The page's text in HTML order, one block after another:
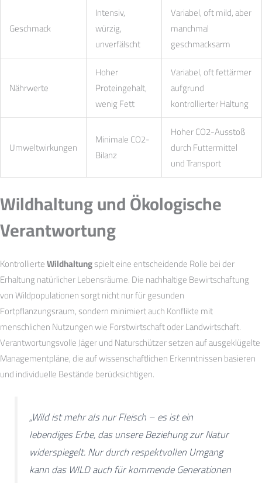
Geschmack
Intensiv,
würzig,
unverfälscht
Variabel, oft mild, aber
manchmal
geschmacksarm
Nährwerte
Hoher
Proteingehalt,
wenig Fett
Variabel, oft fettärmer
aufgrund
kontrollierter Haltung
Umweltwirkungen
Minimale CO2-
Bilanz
Hoher CO2-Ausstoß
durch Futtermittel
und Transport
Wildhaltung und Ökologische
Verantwortung
KontrollierteWildhaltungspielt eine entscheidende Rolle bei der
Erhaltung natürlicher Lebensräume. Die nachhaltige Bewirtschaftung
von Wildpopulationen sorgt nicht nur für gesunden
Fortpflanzungsraum, sondern minimiert auch Konflikte mit
menschlichen Nutzungen wie Forstwirtschaft oder Landwirtschaft.
Verantwortungsvolle Jäger und Naturschützer setzen auf ausgeklügelte
Managementpläne, die auf wissenschaftlichen Erkenntnissen basieren
und individuelle Bestände berücksichtigen.
„Wild ist mehr als nur Fleisch – es ist ein
lebendiges Erbe, das unsere Beziehung zur Natur
widerspiegelt. Nur durch respektvollen Umgang
kann das WILD auch für kommende Generationen